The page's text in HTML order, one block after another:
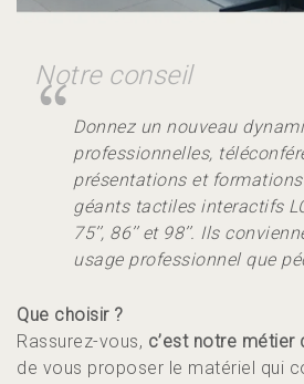
Donnez un nouveau
professionnelles,
présentations et
géants tactiles interactifs
75’’, 86’’ et 98’’. Ils
usage professionnel que
Que choisir ?
Rassurez-vous, c’est notre métier
de vous proposer le matériel qui